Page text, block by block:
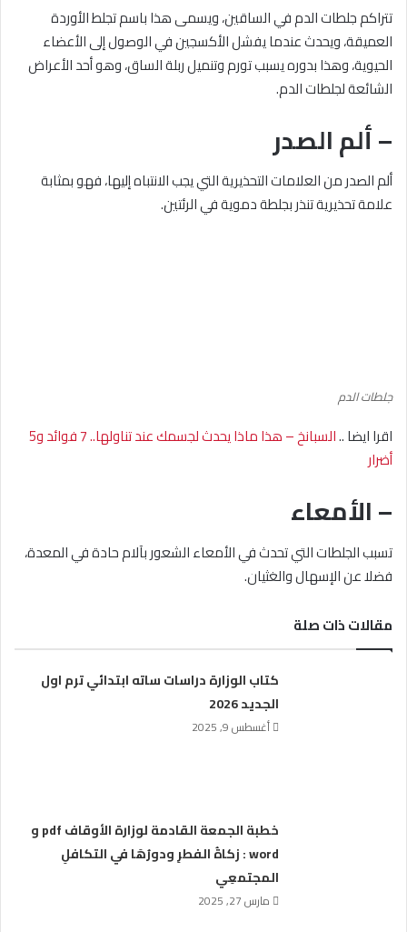
تتراكم جلطات الدم في الساقين، ويسمى هذا باسم تجلط الأوردة
العميقة، ويحدث عندما يفشل الأكسجين في الوصول إلى الأعضاء
الحيوية، وهذا بدوره يسبب تورم وتنميل ربلة الساق، وهو أحد الأعراض
الشائعة لجلطات الدم.
– ألم الصدر
ألم الصدر من العلامات التحذيرية التي يجب الانتباه إليها، فهو بمثابة
علامة تحذيرية تنذر بجلطة دموية في الرئتين.
جلطات الدم
اقرا ايضا ..
السبانخ – هذا ماذا يحدث لجسمك عند تناولها.. 7 فوائد و5
أضرار
– الأمعاء
تسبب الجلطات التي تحدث في الأمعاء الشعور بآلام حادة في المعدة،
فضلا عن الإسهال والغثيان.
مقالات ذات صلة
كتاب الوزارة دراسات ساته ابتدائي ترم اول
الجديد 2026
أغسطس 9, 2025
خطبة الجمعة القادمة لوزارة الأوقاف pdf و
word : زكاةُ الفطرِ ودورُهَا في التكافلِ
المجتمعِي
مارس 27, 2025